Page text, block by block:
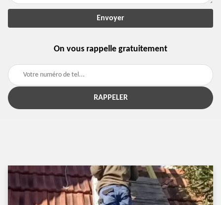
On vous rappelle gratuitement